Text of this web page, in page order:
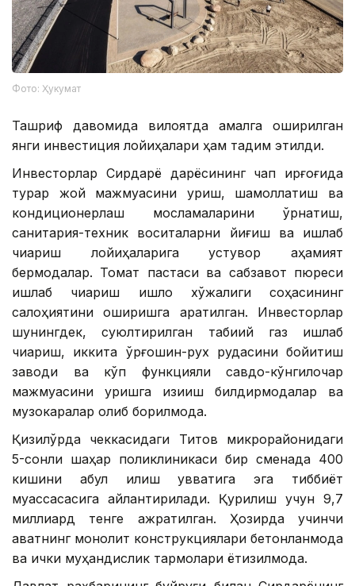
Фото: Ҳукумат
Ташриф давомида вилоятда амалга оширилган
янги инвестиция лойиҳалари ҳам тақдим этилди.
Инвесторлар Сирдарё дарёсининг чап қирғоғида
турар жой мажмуасини қуриш, шамоллатиш ва
кондиционерлаш мосламаларини ўрнатиш,
санитария-техник воситаларни йиғиш ва ишлаб
чиқариш лойиҳаларига устувор аҳамият
бермоқдалар. Томат пастаси ва сабзавот пюреси
ишлаб чиқариш қишлоқ хўжалиги соҳасининг
салоҳиятини оширишга қаратилган. Инвесторлар
шунингдек, суюлтирилган табиий газ ишлаб
чиқариш, иккита қўрғошин-рух рудасини бойитиш
заводи ва кўп функцияли савдо-кўнгилочар
мажмуасини қуришга қизиқиш билдирмоқдалар ва
музокаралар олиб борилмоқда.
Қизилўрда чеккасидаги Титов микрорайонидаги
5-сонли шаҳар поликлиникаси бир сменада 400
кишини қабул қилиш қувватига эга тиббиёт
муассасасига айлантирилади. Қурилиш учун 9,7
миллиард тенге ажратилган. Ҳозирда учинчи
қаватнинг монолит конструкциялари бетонланмоқда
ва ички муҳандислик тармоқлари ётқизилмоқда.